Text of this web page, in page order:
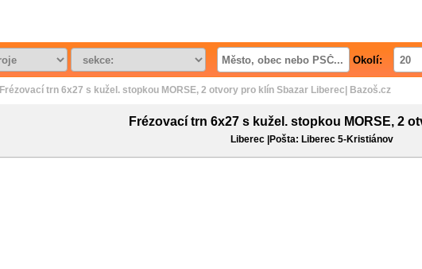
Okolí:
Frézovací trn 6x27 s kužel. stopkou MORSE, 2 otvory pro klín Sbazar Liberec| Bazoš.cz
Frézovací trn 6x27 s kužel. stopkou MORSE, 2
Liberec |Pošta: Liberec 5-Kristiánov